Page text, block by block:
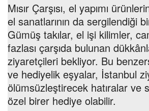
Mısır Çarşısı, el yapımı
el sanatlarının da sergilendiği
Gümüş takılar, el işi kilimler,
fazlası çarşıda bulunan
ziyaretçileri bekliyor. Bu
ve hediyelik eşyalar, İstanbul
ölümsüzleştirecek hatıralar ve
özel birer hediye olabilir.